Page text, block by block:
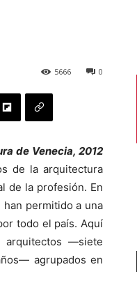
0
5666
de Venecia, 2012
de la arquitectura
de la profesión. En
permitido a una
todo el país. Aquí
arquitectos —siete
agrupados en